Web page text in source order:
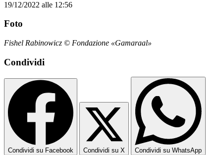
19/12/2022 alle 12:56
Foto
Fishel Rabinowicz © Fondazione «Gamaraal»
Condividi
Condividi su Facebook Condividi su X Condividi su WhatsApp